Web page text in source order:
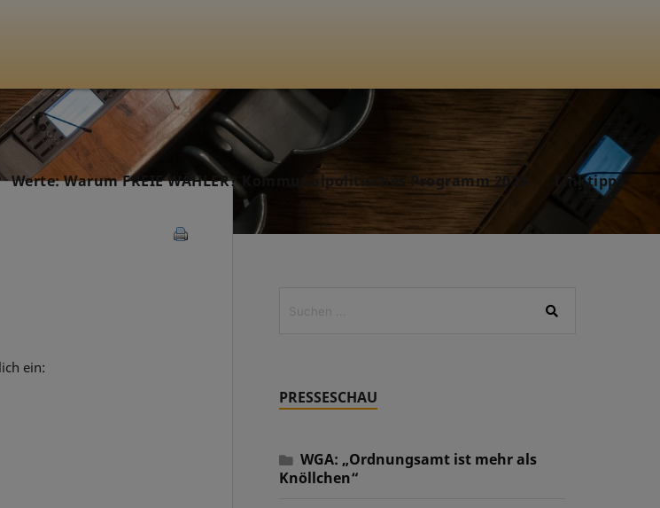
Werte: Warum FREIE WÄHLER? Kommunalpolitisches Programm 2025 Linktipps
ein:
PRESSESCHAU
WGA: „Ordnungsamt ist mehr als
Knöllchen“